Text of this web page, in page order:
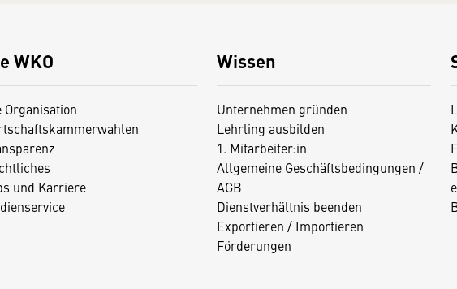
WKO
Organisation
und Karriere
Wissen
Unternehmen gründen
Lehrling ausbilden
1. Mitarbeiter:in
Allgemeine Geschäftsbedingungen /
AGB
Dienstverhältnis beenden
Exportieren / Importieren
Förderungen